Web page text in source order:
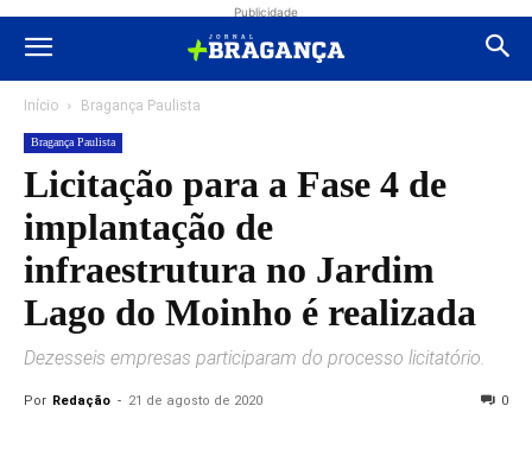
Publicidade
Início Bragança Paulista
Bragança Paulista
Licitação para a Fase 4 de
implantação de
infraestrutura no Jardim
Lago do Moinho é realizada
Dezesseis empresas participaram do processo licitatório.
Por Redação - 21 de agosto de 2020 0